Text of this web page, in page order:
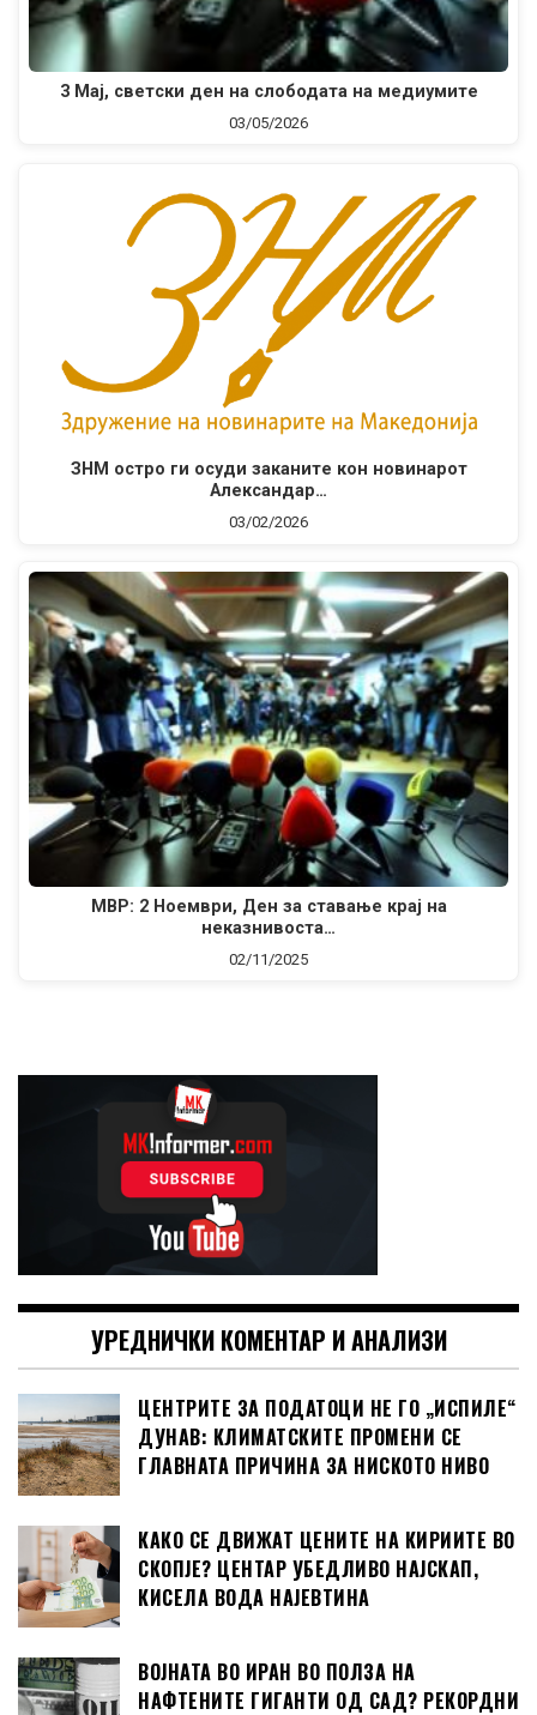
3 Мај, светски ден на слободата на медиумите
03/05/2026
ЗНМ остро ги осуди заканите кон новинарот
Александар…
03/02/2026
МВР: 2 Ноември, Ден за ставaње крај на
неказнивоста…
02/11/2025
УРЕДНИЧКИ КОМЕНТАР И АНАЛИЗИ
ЦЕНТРИТЕ ЗА ПОДАТОЦИ НЕ ГО „ИСПИЛЕ“
ДУНАВ: КЛИМАТСКИТЕ ПРОМЕНИ СЕ
ГЛАВНАТА ПРИЧИНА ЗА НИСКОТО НИВО
КАКО СЕ ДВИЖАТ ЦЕНИТЕ НА КИРИИТЕ ВО
СКОПЈЕ? ЦЕНТАР УБЕДЛИВО НАЈСКАП,
КИСЕЛА ВОДА НАЈЕВТИНА
ВОЈНАТА ВО ИРАН ВО ПОЛЗА НА
НАФТЕНИТЕ ГИГАНТИ ОД САД? РЕКОРДНИ